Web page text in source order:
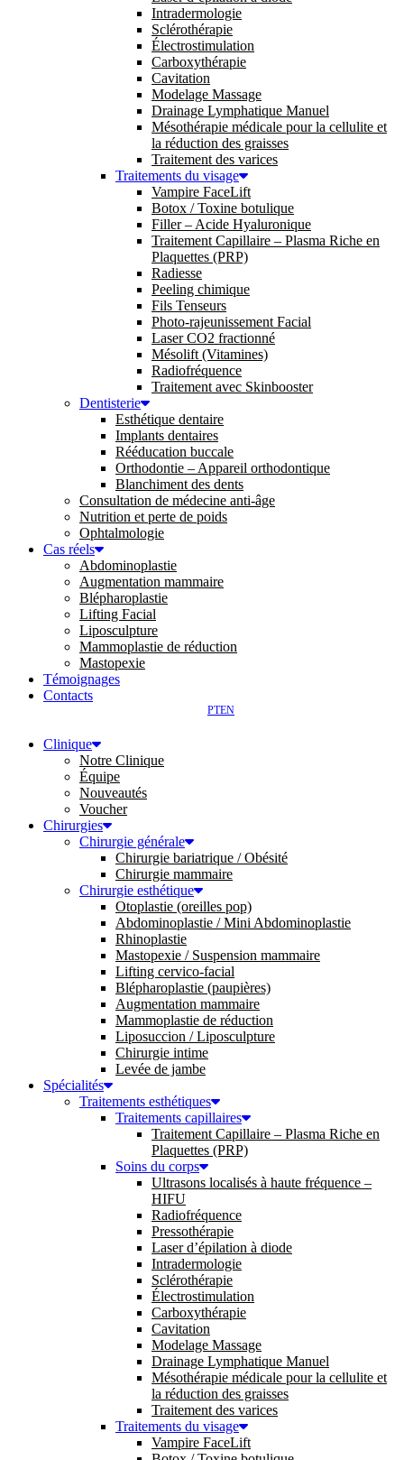
Intradermologie
Sclérothérapie
Électrostimulation
Carboxythérapie
Cavitation
Modelage Massage
Drainage Lymphatique Manuel
Mésothérapie médicale pour la cellulite et
la réduction des graisses
Traitement des varices
Traitements du visage
Vampire FaceLift
Botox / Toxine botulique
Filler – Acide Hyaluronique
Traitement Capillaire – Plasma Riche en
Plaquettes (PRP)
Radiesse
Peeling chimique
Fils Tenseurs
Photo-rajeunissement Facial
Laser CO2 fractionné
Mésolift (Vitamines)
Radiofréquence
Traitement avec Skinbooster
Dentisterie
Esthétique dentaire
Implants dentaires
Rééducation buccale
Orthodontie – Appareil orthodontique
Blanchiment des dents
Consultation de médecine anti-âge
Nutrition et perte de poids
Ophtalmologie
Cas réels
Abdominoplastie
Augmentation mammaire
Blépharoplastie
Lifting Facial
Liposculpture
Mammoplastie de réduction
Mastopexie
Témoignages
Contacts
PTEN
Clinique
Notre Clinique
Équipe
Nouveautés
Voucher
Chirurgies
Chirurgie générale
Chirurgie bariatrique / Obésité
Chirurgie mammaire
Chirurgie esthétique
Otoplastie (oreilles pop)
Abdominoplastie / Mini Abdominoplastie
Rhinoplastie
Mastopexie / Suspension mammaire
Lifting cervico-facial
Blépharoplastie (paupières)
Augmentation mammaire
Mammoplastie de réduction
Liposuccion / Liposculpture
Chirurgie intime
Levée de jambe
Spécialités
Traitements esthétiques
Traitements capillaires
Traitement Capillaire – Plasma Riche en
Plaquettes (PRP)
Soins du corps
Ultrasons localisés à haute fréquence –
HIFU
Radiofréquence
Pressothérapie
Laser d’épilation à diode
Intradermologie
Sclérothérapie
Électrostimulation
Carboxythérapie
Cavitation
Modelage Massage
Drainage Lymphatique Manuel
Mésothérapie médicale pour la cellulite et
la réduction des graisses
Traitement des varices
Traitements du visage
Vampire FaceLift